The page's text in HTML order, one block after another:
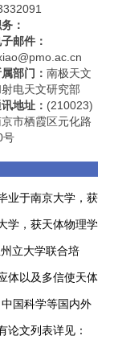
：
邮件：
部门： 南极天文
电天文研究部
地址： (210023)
市栖霞区元化路
号
业于南京大学，获
学，获天体物理学
立大学联合培
体以及多信使天体
国科学等国内外
论文列表详见：